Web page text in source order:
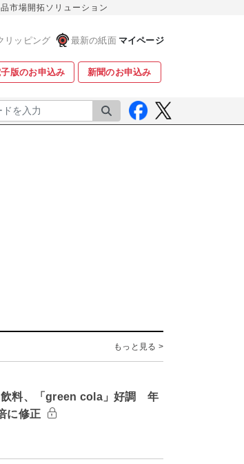
市場開拓ソリューション
リッピング 最新の紙面 マイページ
版のお申込み 新聞のお申込み
検索
もっと見る >
飲料、「green cola」好調 年
に修正